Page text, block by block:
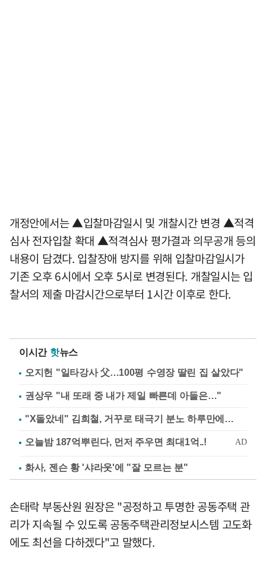
개정안에서는 ▲입찰마감일시 및 개찰시간 변경 ▲적격
심사 전자입찰 확대 ▲적격심사 평가결과 의무공개 등의
내용이 담겼다. 입찰장애 방지를 위해 입찰마감일시가
기존 오후 6시에서 오후 5시로 변경된다. 개찰일시는 입
찰서의 제출 마감시간으로부터 1시간 이후로 한다.
이시간 핫뉴스
오지헌 "일타강사 父…100평 수영장 딸린 집 살았다"
권상우 "내 또래 중 내가 제일 빠른데 아들은…"
"X돌았네" 김희철, 거꾸로 태극기 분노 하루만에…
화사, 젠슨 황 '샤라웃'에 "잘 모르는 분"
손태락 부동산원 원장은 "공정하고 투명한 공동주택 관
리가 지속될 수 있도록 공동주택관리정보시스템 고도화
에도 최선을 다하겠다"고 말했다.